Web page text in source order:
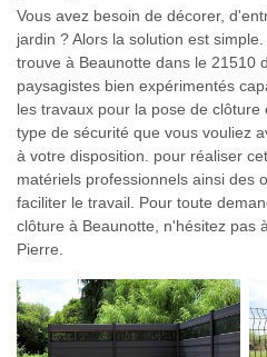
Vous avez besoin de décorer,
jardin ? Alors la solution est
trouve à Beaunotte dans le 21510
paysagistes bien expérimentés
les travaux pour la pose de
type de sécurité que vous vouliez
à votre disposition. pour réaliser
matériels professionnels ainsi des
faciliter le travail. Pour toute
clôture à Beaunotte, n'hésitez pas
Pierre.